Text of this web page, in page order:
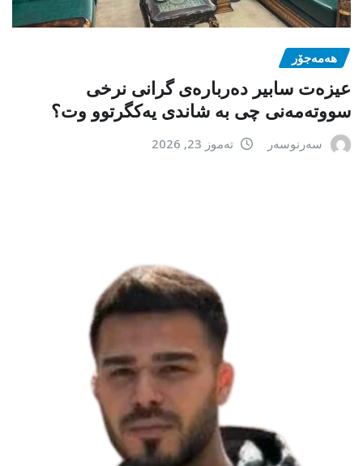
هەمەجۆر
عیزەت سابیر دەربارەی گرانی نرخی
سووتەمەنی چی بە شاندی یەکگرتوو وت؟
سەرنوسەر تەموز 23, 2026